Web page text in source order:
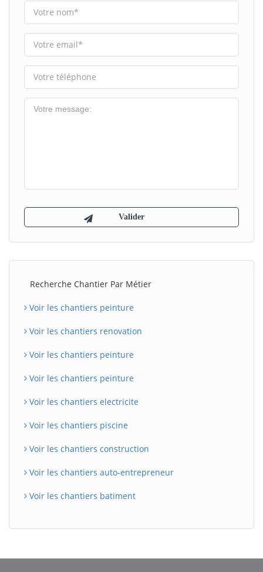
Recherche Chantier Par Métier
Voir les chantiers peinture
Voir les chantiers renovation
Voir les chantiers peinture
Voir les chantiers peinture
Voir les chantiers electricite
Voir les chantiers piscine
Voir les chantiers construction
Voir les chantiers auto-entrepreneur
Voir les chantiers batiment